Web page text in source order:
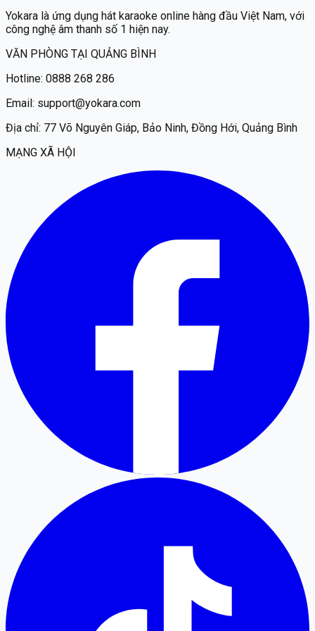
Yokara là ứng dụng hát karaoke online hàng đầu Việt Nam, với
công nghệ âm thanh số 1 hiện nay.
VĂN PHÒNG TẠI QUẢNG BÌNH
Hotline: 0888 268 286
Email: support@yokara.com
Địa chỉ: 77 Võ Nguyên Giáp, Bảo Ninh, Đồng Hới, Quảng Bình
MẠNG XÃ HỘI